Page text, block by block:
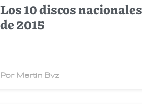
Los 10 discos nacionales
de 2015
Por Martin Bvz